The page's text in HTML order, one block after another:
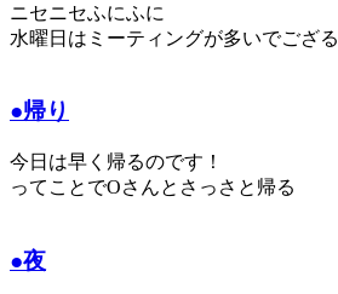
ニセニセふにふに
水曜日はミーティングが多いでござる
●帰り
今日は早く帰るのです！
ってことでOさんとさっさと帰る
●夜